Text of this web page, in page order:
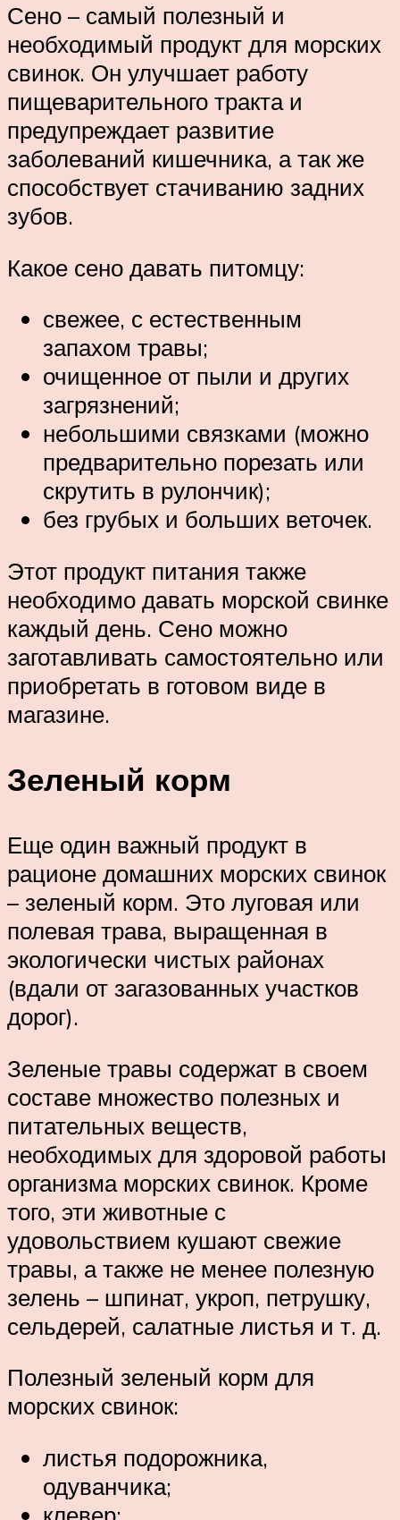
Сено – самый полезный и
необходимый продукт для морских
свинок. Он улучшает работу
пищеварительного тракта и
предупреждает развитие
заболеваний кишечника, а так же
способствует стачиванию задних
зубов.
Какое сено давать питомцу:
свежее, с естественным
запахом травы;
очищенное от пыли и других
загрязнений;
небольшими связками (можно
предварительно порезать или
скрутить в рулончик);
без грубых и больших веточек.
Этот продукт питания также
необходимо давать морской свинке
каждый день. Сено можно
заготавливать самостоятельно или
приобретать в готовом виде в
магазине.
Зеленый корм
Еще один важный продукт в
рационе домашних морских свинок
– зеленый корм. Это луговая или
полевая трава, выращенная в
экологически чистых районах
(вдали от загазованных участков
дорог).
Зеленые травы содержат в своем
составе множество полезных и
питательных веществ,
необходимых для здоровой работы
организма морских свинок. Кроме
того, эти животные с
удовольствием кушают свежие
травы, а также не менее полезную
зелень – шпинат, укроп, петрушку,
сельдерей, салатные листья и т. д.
Полезный зеленый корм для
морских свинок:
листья подорожника,
одуванчика;